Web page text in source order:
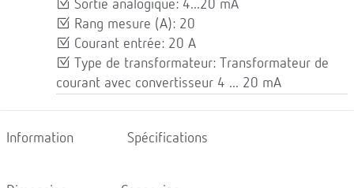
Sortie analogique: 4...20 mA
Rang mesure (A): 20
Courant entrée: 20 A
Type de transformateur: Transformateur de
courant avec convertisseur 4 ... 20 mA
Information Spécifications